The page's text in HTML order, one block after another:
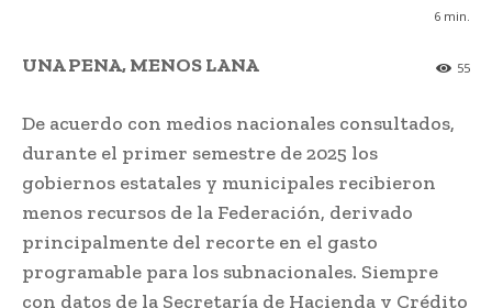
6 min.
55
UNA PENA, MENOS LANA
De acuerdo con medios nacionales consultados,
durante el primer semestre de 2025 los
gobiernos estatales y municipales recibieron
menos recursos de la Federación, derivado
principalmente del recorte en el gasto
programable para los subnacionales. Siempre
con datos de la Secretaría de Hacienda y Crédito